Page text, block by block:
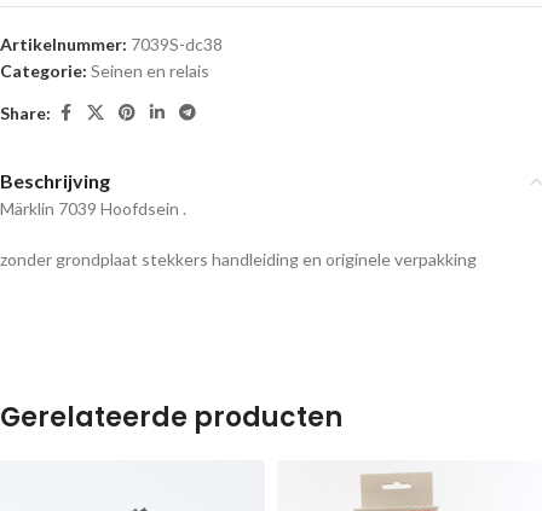
Artikelnummer: 7039S-dc38
Categorie: Seinen en relais
Share:
Beschrijving
Märklin 7039 Hoofdsein .
zonder grondplaat stekkers handleiding en originele verpakking
Gerelateerde producten